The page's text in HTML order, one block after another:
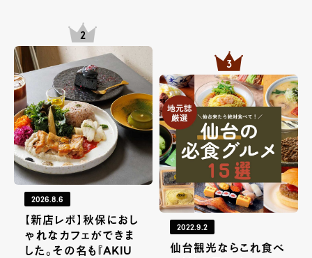
2026.8.6
【新店レポ】秋保におし
ゃれなカフェができま
した。その名も『AKIU
2022.9.2
仙台観光ならこれ食べ